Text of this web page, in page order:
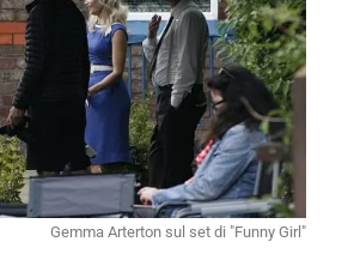
Gemma Arterton sul set di "Funny Girl"